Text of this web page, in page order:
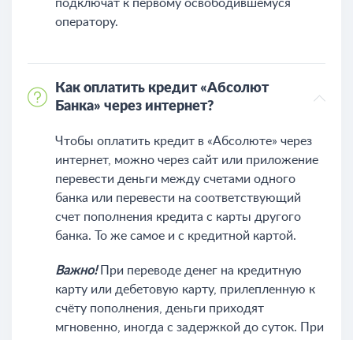
подключат к первому освободившемуся
оператору.
Как оплатить кредит «Абсолют
Банка» через интернет?
Чтобы оплатить кредит в «Абсолюте» через
интернет, можно через сайт или приложение
перевести деньги между счетами одного
банка или перевести на соответствующий
счет пополнения кредита с карты другого
банка. То же самое и с кредитной картой.
Важно!При переводе денег на кредитную
карту или дебетовую карту, прилепленную к
счёту пополнения, деньги приходят
мгновенно, иногда с задержкой до суток. При